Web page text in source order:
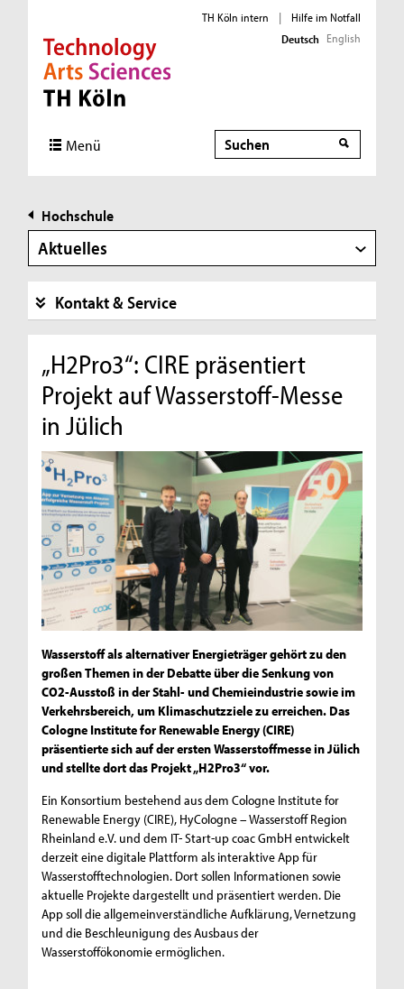
Direkt zur Hauptnavigation
Direkt zur Subnavigation
Direkt zum Inhalt
Direkt zum Fußbereich
TH Köln intern |
Hilfe im Notfall
Deutsch English
Menü Suche
Hochschule
Aktuelles
Kontakt & Service
„H2Pro3“: CIRE präsentiert
Projekt auf Wasserstoff-Messe
in Jülich
Wasserstoff als alternativer Energieträger gehört zu den
großen Themen in der Debatte über die Senkung von
CO2-Ausstoß in der Stahl- und Chemieindustrie sowie im
Verkehrsbereich, um Klimaschutzziele zu erreichen. Das
Cologne Institute for Renewable Energy (CIRE)
präsentierte sich auf der ersten Wasserstoffmesse in Jülich
und stellte dort das Projekt „H2Pro3“ vor.
Ein Konsortium bestehend aus dem Cologne Institute for
Renewable Energy (CIRE), HyCologne – Wasserstoff Region
Rheinland e.V. und dem IT- Start-up coac GmbH entwickelt
derzeit eine digitale Plattform als interaktive App für
Wasserstofftechnologien. Dort sollen Informationen sowie
aktuelle Projekte dargestellt und präsentiert werden. Die
App soll die allgemeinverständliche Aufklärung, Vernetzung
und die Beschleunigung des Ausbaus der
Wasserstoffökonomie ermöglichen.